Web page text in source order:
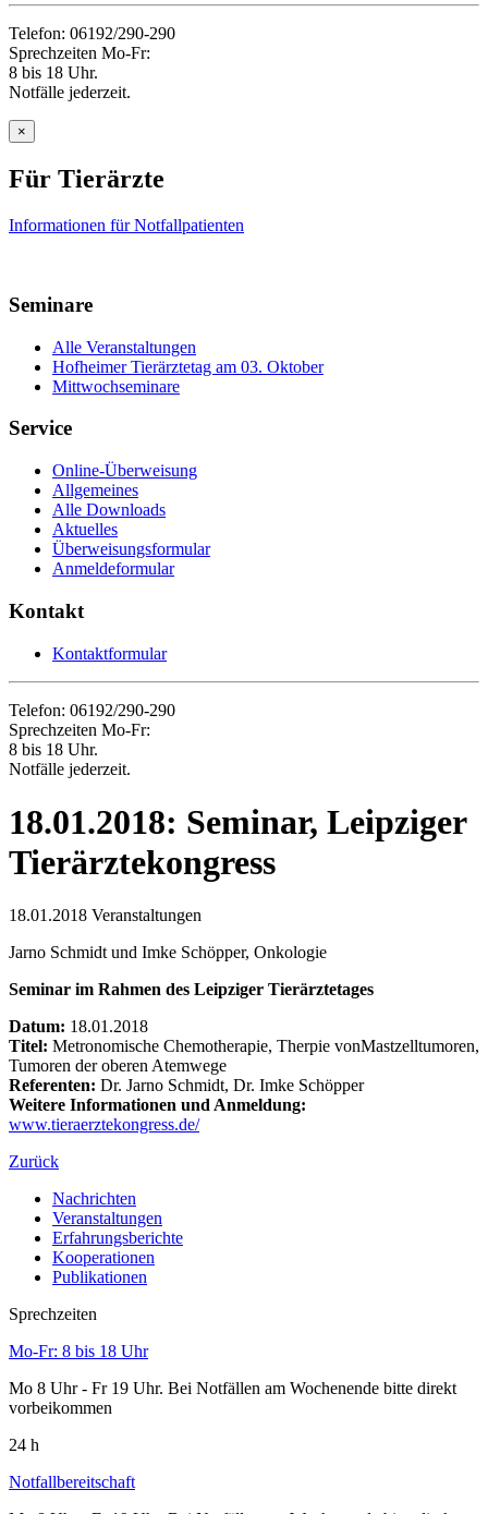
Telefon: 06192/290-290
Sprechzeiten Mo-Fr:
8 bis 18 Uhr.
Notfälle jederzeit.
×
Für Tierärzte
Informationen für Notfallpatienten
Seminare
Alle Veranstaltungen
Hofheimer Tierärztetag am 03. Oktober
Mittwochseminare
Service
Online-Überweisung
Allgemeines
Alle Downloads
Aktuelles
Überweisungsformular
Anmeldeformular
Kontakt
Kontaktformular
Telefon: 06192/290-290
Sprechzeiten Mo-Fr:
8 bis 18 Uhr.
Notfälle jederzeit.
18.01.2018: Seminar, Leipziger
Tierärztekongress
18.01.2018 Veranstaltungen
Jarno Schmidt und Imke Schöpper, Onkologie
Seminar im Rahmen des Leipziger Tierärztetages
Datum: 18.01.2018
Titel: Metronomische Chemotherapie, Therpie vonMastzelltumoren,
Tumoren der oberen Atemwege
Referenten: Dr. Jarno Schmidt, Dr. Imke Schöpper
Weitere Informationen und Anmeldung:
www.tieraerztekongress.de/
Zurück
Nachrichten
Veranstaltungen
Erfahrungsberichte
Kooperationen
Publikationen
Sprechzeiten
Mo-Fr: 8 bis 18 Uhr
Mo 8 Uhr - Fr 19 Uhr. Bei Notfällen am Wochenende bitte direkt
vorbeikommen
24 h
Notfallbereitschaft